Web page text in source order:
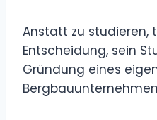
Anstatt zu studieren,
Entscheidung, sein
Gründung eines